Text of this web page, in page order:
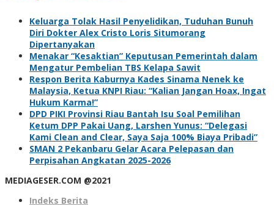
Keluarga Tolak Hasil Penyelidikan, Tuduhan Bunuh
Diri Dokter Alex Cristo Loris Situmorang
Dipertanyakan
Menakar “Kesaktian” Keputusan Pemerintah dalam
Mengatur Pembelian TBS Kelapa Sawit
Respon Berita Kaburnya Kades Sinama Nenek ke
Malaysia, Ketua KNPI Riau: “Kalian Jangan Hoax, Ingat
Hukum Karma!”
DPD PIKI Provinsi Riau Bantah Isu Soal Pemilihan
Ketum DPP Pakai Uang, Larshen Yunus: “Delegasi
Kami Clean and Clear, Saya Saja 100% Biaya Pribadi”
SMAN 2 Pekanbaru Gelar Acara Pelepasan dan
Perpisahan Angkatan 2025-2026
MEDIAGESER.COM @2021
Indeks Berita